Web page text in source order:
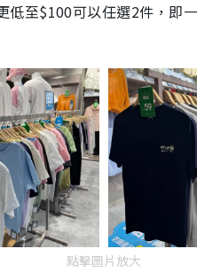
至$100可以任選2件，即
點擊圖片放大